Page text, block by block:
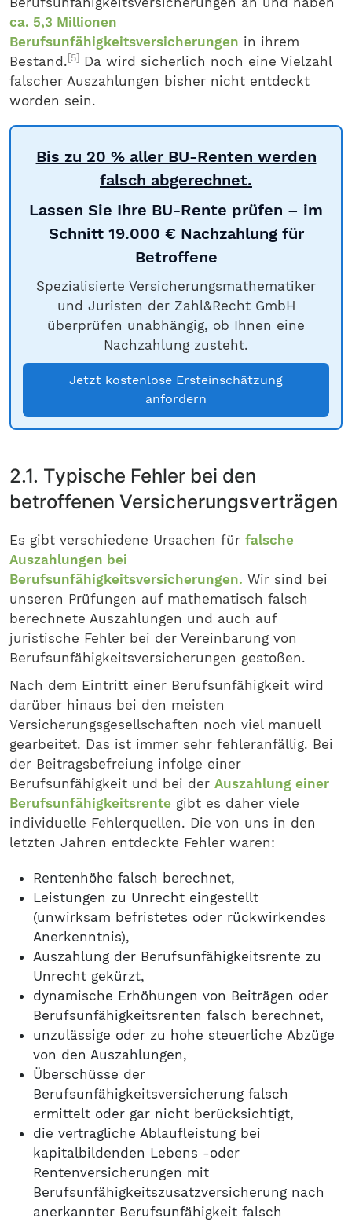
ca. 5,3 Millionen
Berufsunfähigkeitsversicherungen in ihrem
Bestand.[5] Da wird sicherlich noch eine Vielzahl
falscher Auszahlungen bisher nicht entdeckt
worden sein.
Bis zu 20 % aller BU-Renten werden
falsch abgerechnet.
Lassen Sie Ihre BU-Rente prüfen – im
Schnitt 19.000 € Nachzahlung für
Betroffene
Spezialisierte Versicherungsmathematiker
und Juristen der Zahl&Recht GmbH
überprüfen unabhängig, ob Ihnen eine
Nachzahlung zusteht.
Jetzt kostenlose Ersteinschätzung
anfordern
2.1. Typische Fehler bei den
betroffenen Versicherungsverträgen
Es gibt verschiedene Ursachen für falsche
Auszahlungen bei
Berufsunfähigkeitsversicherungen. Wir sind bei
unseren Prüfungen auf mathematisch falsch
berechnete Auszahlungen und auch auf
juristische Fehler bei der Vereinbarung von
Berufsunfähigkeitsversicherungen gestoßen.
Nach dem Eintritt einer Berufsunfähigkeit wird
darüber hinaus bei den meisten
Versicherungsgesellschaften noch viel manuell
gearbeitet. Das ist immer sehr fehleranfällig. Bei
der Beitragsbefreiung infolge einer
Berufsunfähigkeit und bei der Auszahlung einer
Berufsunfähigkeitsrente gibt es daher viele
individuelle Fehlerquellen. Die von uns in den
letzten Jahren entdeckte Fehler waren:
Rentenhöhe falsch berechnet,
Leistungen zu Unrecht eingestellt
(unwirksam befristetes oder rückwirkendes
Anerkenntnis),
Auszahlung der Berufsunfähigkeitsrente zu
Unrecht gekürzt,
dynamische Erhöhungen von Beiträgen oder
Berufsunfähigkeitsrenten falsch berechnet,
unzulässige oder zu hohe steuerliche Abzüge
von den Auszahlungen,
Überschüsse der
Berufsunfähigkeitsversicherung falsch
ermittelt oder gar nicht berücksichtigt,
die vertragliche Ablaufleistung bei
kapitalbildenden Lebens -oder
Rentenversicherungen mit
Berufsunfähigkeitszusatzversicherung nach
anerkannter Berufsunfähigkeit falsch